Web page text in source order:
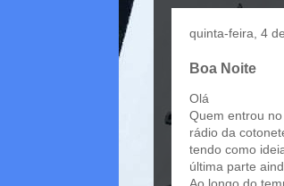
quinta-feira, 4
Boa Noite
Olá
Quem entrou
rádio da
tendo como
última parte